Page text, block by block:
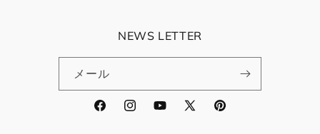
NEWS LETTER
メール
FacebookInstagramYouTube
X
Pinterest